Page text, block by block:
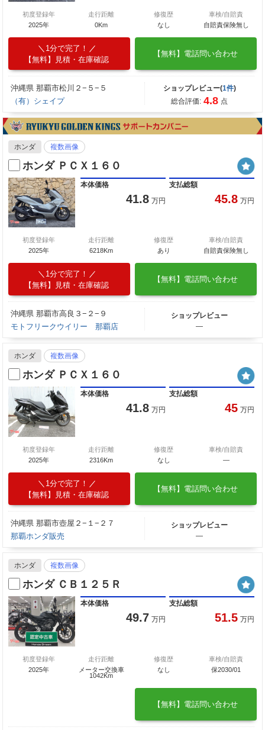
初度登録年
2025年
走行距離
0Km
修復歴
なし
車検/自賠責
自賠責保険無し
1分で完了！
【無料】見積・在庫確認
【無料】電話問い合わせ
沖縄県 那覇市松川２−５−５
（有）シェイプ
ショップレビュー(1件)
総合評価: 4.8 点
ホンダ 複数画像
ホンダ ＰＣＸ１６０
本体価格
41.8 万円
支払総額
45.8 万円
初度登録年
2025年
走行距離
6218Km
修復歴
あり
車検/自賠責
自賠責保険無し
1分で完了！
【無料】見積・在庫確認
【無料】電話問い合わせ
沖縄県 那覇市高良３−２−９
モトフリークウイリー 那覇店
ショップレビュー
―
ホンダ 複数画像
ホンダ ＰＣＸ１６０
本体価格
41.8 万円
支払総額
45 万円
初度登録年
2025年
走行距離
2316Km
修復歴
なし
車検/自賠責
―
1分で完了！
【無料】見積・在庫確認
【無料】電話問い合わせ
沖縄県 那覇市壺屋２−１−２７
那覇ホンダ販売
ショップレビュー
―
ホンダ 複数画像
ホンダ ＣＢ１２５Ｒ
本体価格
49.7 万円
支払総額
51.5 万円
初度登録年
2025年
走行距離
メーター交換車
1042Km
修復歴
なし
車検/自賠責
保2030/01
【無料】電話問い合わせ